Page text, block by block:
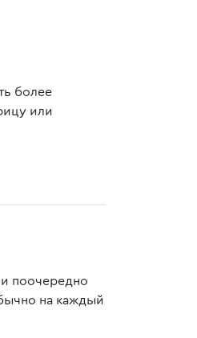
более
или
поочередно
на каждый